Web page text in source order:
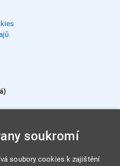
soukromí
soubory cookies k zajištění